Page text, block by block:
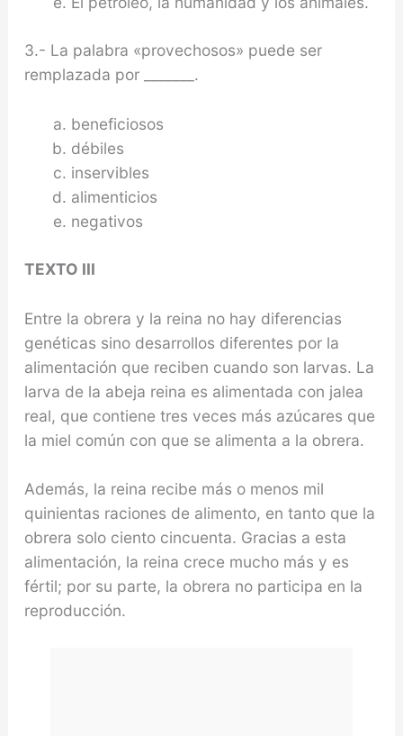
3.- La palabra «provechosos» puede ser
remplazada por _______.
beneficiosos
débiles
inservibles
alimenticios
negativos
TEXTO III
Entre la obrera y la reina no hay diferencias
genéticas sino desarrollos diferentes por la
alimentación que reciben cuando son larvas. La
larva de la abeja reina es alimentada con jalea
real, que contiene tres veces más azúcares que
la miel común con que se alimenta a la obrera.
Además, la reina recibe más o menos mil
quinientas raciones de alimento, en tanto que la
obrera solo ciento cincuenta. Gracias a esta
alimentación, la reina crece mucho más y es
fértil; por su parte, la obrera no participa en la
reproducción.